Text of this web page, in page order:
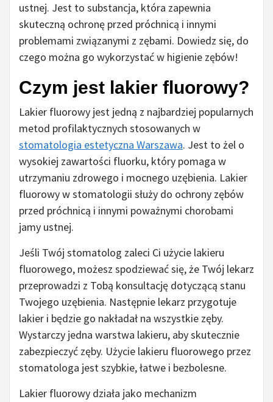
ustnej. Jest to substancja, która zapewnia
skuteczną ochronę przed próchnicą i innymi
problemami związanymi z zębami. Dowiedz się, do
czego można go wykorzystać w higienie zębów!
Czym jest lakier fluorowy?
Lakier fluorowy jest jedną z najbardziej popularnych
metod profilaktycznych stosowanych w
stomatologia estetyczna Warszawa. Jest to żel o
wysokiej zawartości fluorku, który pomaga w
utrzymaniu zdrowego i mocnego uzębienia. Lakier
fluorowy w stomatologii służy do ochrony zębów
przed próchnicą i innymi poważnymi chorobami
jamy ustnej.
Jeśli Twój stomatolog zaleci Ci użycie lakieru
fluorowego, możesz spodziewać się, że Twój lekarz
przeprowadzi z Tobą konsultację dotyczącą stanu
Twojego uzębienia. Następnie lekarz przygotuje
lakier i będzie go nakładał na wszystkie zęby.
Wystarczy jedna warstwa lakieru, aby skutecznie
zabezpieczyć zęby. Użycie lakieru fluorowego przez
stomatologa jest szybkie, łatwe i bezbolesne.
Lakier fluorowy działa jako mechanizm